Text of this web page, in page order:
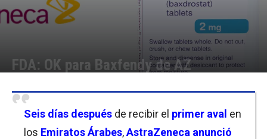
FDA: OK para Baxfendy de AZ
Seis días después de recibir el primer aval en
los Emiratos Árabes,AstraZeneca anunció